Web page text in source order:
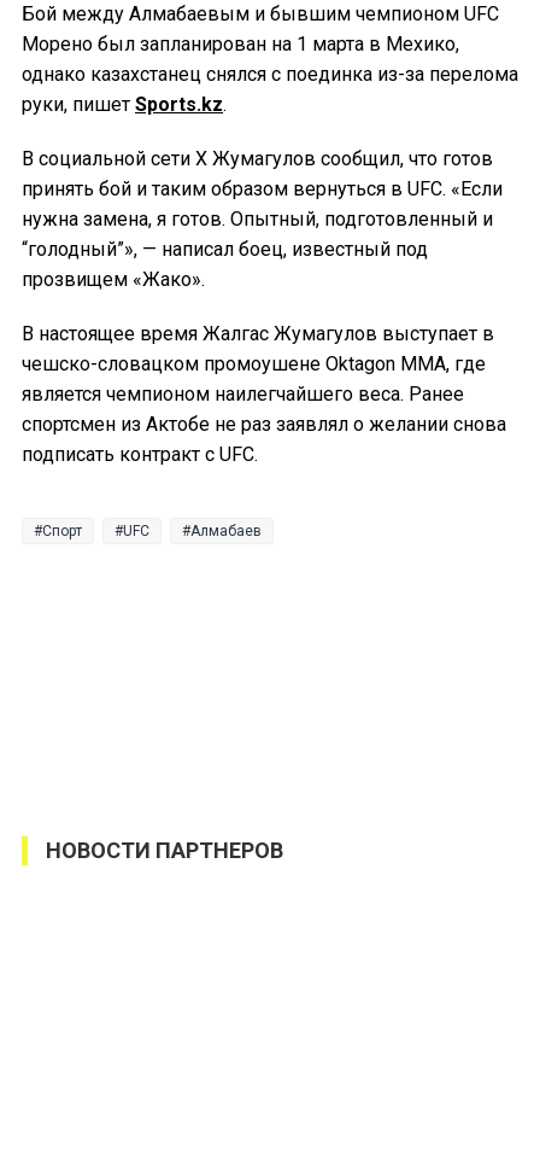
Бой между Алмабаевым и бывшим чемпионом UFC
Морено был запланирован на 1 марта в Мехико,
однако казахстанец снялся с поединка из-за перелома
руки, пишет Sports.kz.
В социальной сети X Жумагулов сообщил, что готов
принять бой и таким образом вернуться в UFC. «Если
нужна замена, я готов. Опытный, подготовленный и
“голодный”», — написал боец, известный под
прозвищем «Жако».
В настоящее время Жалгас Жумагулов выступает в
чешско-словацком промоушене Oktagon MMA, где
является чемпионом наилегчайшего веса. Ранее
спортсмен из Актобе не раз заявлял о желании снова
подписать контракт с UFC.
Спорт UFC Алмабаев
НОВОСТИ ПАРТНЕРОВ